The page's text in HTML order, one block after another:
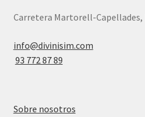
Carretera Martorell-Capellades,
info@divinisim.com
93 772 87 89
Sobre nosotros